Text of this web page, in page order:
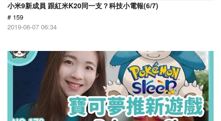
小米9新成員 跟紅米K20同一支？科技小電報(6/7)
# 159
2019-06-07 06:34